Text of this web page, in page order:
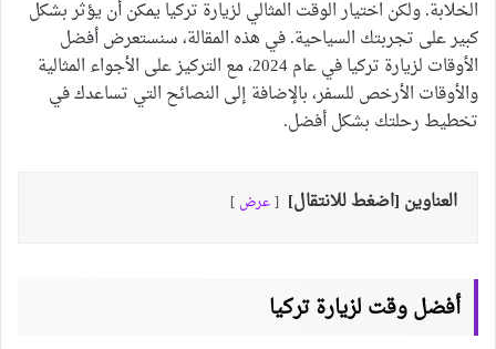
الخلابة. ولكن اختيار الوقت المثالي لزيارة تركيا يمكن أن يؤثر بشكل
كبير على تجربتك السياحية. في هذه المقالة، سنستعرض أفضل
الأوقات لزيارة تركيا في عام 2024، مع التركيز على الأجواء المثالية
والأوقات الأرخص للسفر، بالإضافة إلى النصائح التي تساعدك في
تخطيط رحلتك بشكل أفضل.
العناوين [اضغط للانتقال] عرض
أفضل وقت لزيارة تركيا